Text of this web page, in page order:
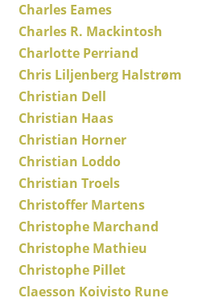
Schreibtischleuchten
Stehleuchten &
Bodenleuchten
Wandleuchten
Outdoor-Leuchten
Akkuleuchten
... alle Leuchten
Betten
Doppelbetten
Charles Eames
Charles R. Mackintosh
Charlotte Perriand
Chris Liljenberg Halstrøm
Christian Dell
Christian Haas
Christian Horner
Christian Loddo
Christian Troels
Christoffer Martens
Christophe Marchand
Christophe Mathieu
Christophe Pillet
Claesson Koivisto Rune